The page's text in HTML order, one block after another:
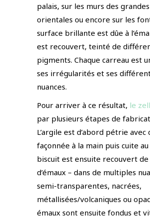
palais, sur les murs des
orientales ou encore sur les
surface brillante est dûe à
est recouvert, teinté de
pigments. Chaque carreau est
ses irrégularités et ses
nuances.
Pour arriver à ce résultat, le
par plusieurs étapes de
L’argile est d’abord pétrie avec
façonnée à la main puis cuite au
biscuit est ensuite recouvert
d’émaux – dans de multiples
semi-transparentes, nacrées,
métallisées/volcaniques ou
émaux sont ensuite fondus et